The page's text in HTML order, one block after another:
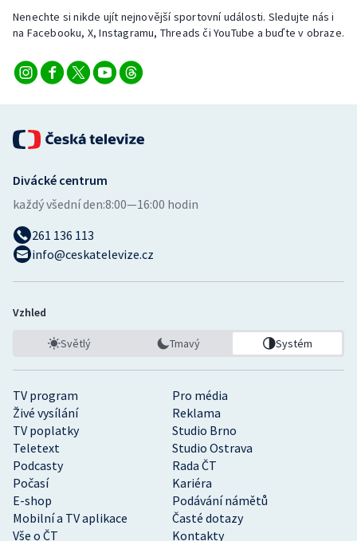
Ostatní
Nenechte si nikde ujít nejnovější sportovní události. Sledujte nás i
na Facebooku, X, Instagramu, Threads či YouTube a buďte v obraze.
TV program
Pro média
Živé vysílání
Reklama
TV poplatky
Studio Brno
Teletext
Studio Ostrava
Podcasty
Rada ČT
Počasí
Kariéra
E-shop
Podávání námětů
Mobilní a TV aplikace
Časté dotazy
Vše o ČT
Kontakty
Divácké centrum
každý všední den:8:00—16:00 hodin
261 136 113
info@ceskatelevize.cz
Vzhled
Světlý Tmavý Systém